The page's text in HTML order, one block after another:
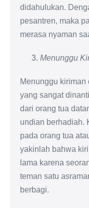
didahulukan.
pesantren, maka
merasa nyaman
Menunggu
Menunggu kiriman
yang sangat
dari orang tua
undian berhadiah.
pada orang tua
yakinlah bahwa
lama karena
teman satu
berbagi.